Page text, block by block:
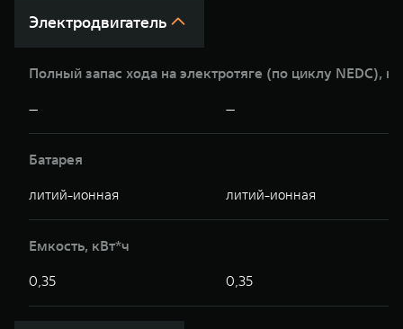
Электродвигатель
Полный запас хода на электротяге (по циклу NEDC),
— —
Батарея
литий-ионная литий-ионная
Емкость, кВт*ч
0,35 0,35